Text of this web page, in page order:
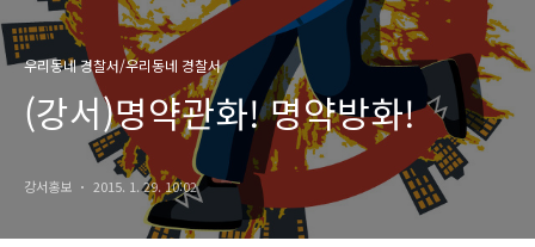
우리동네 경찰서/우리동네 경찰서
(강서)명약관화! 명약방화!
강서홍보 2015. 1. 29. 10:02